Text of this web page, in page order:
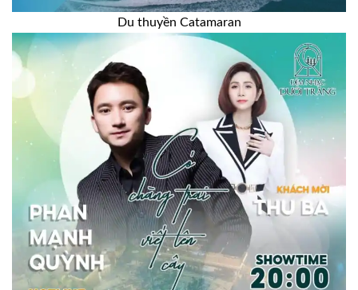
Du thuyền Catamaran